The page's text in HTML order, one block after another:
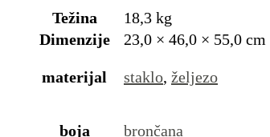
Težina
18,3 kg
Dimenzije
23,0 × 46,0 × 55,0 cm
materijal staklo, željezo
boja brončana